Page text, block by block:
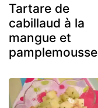
Tartare de
cabillaud à la
mangue et
pamplemousse